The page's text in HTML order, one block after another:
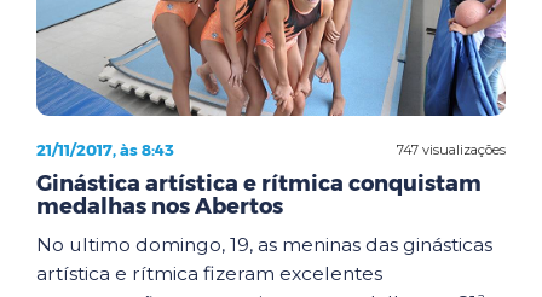
747 visualizações
21/11/2017, às 8:43
Ginástica artística e rítmica conquistam
medalhas nos Abertos
No ultimo domingo, 19, as meninas das ginásticas
artística e rítmica fizeram excelentes